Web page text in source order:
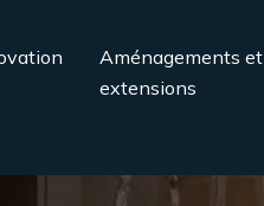
Aménagements et
extensions